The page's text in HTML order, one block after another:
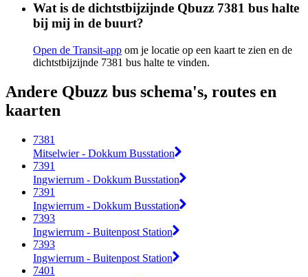
Wat is de dichtstbijzijnde Qbuzz 7381 bus halte
bij mij in de buurt?
Open de Transit-app om je locatie op een kaart te zien en de
dichtstbijzijnde 7381 bus halte te vinden.
Andere Qbuzz bus schema's, routes en
kaarten
7381
Mitselwier - Dokkum Busstation
7391
Ingwierrum - Dokkum Busstation
7391
Ingwierrum - Dokkum Busstation
7393
Ingwierrum - Buitenpost Station
7393
Ingwierrum - Buitenpost Station
7401